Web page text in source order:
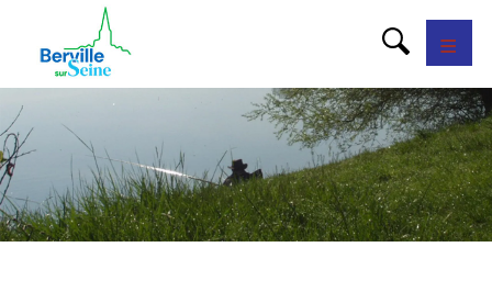
Panneau de gestion des cookies